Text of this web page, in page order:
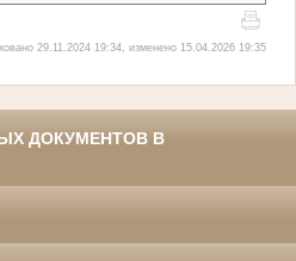
29.11.2024 19:34, изменено 15.04.2026 19:35
ДОКУМЕНТОВ В